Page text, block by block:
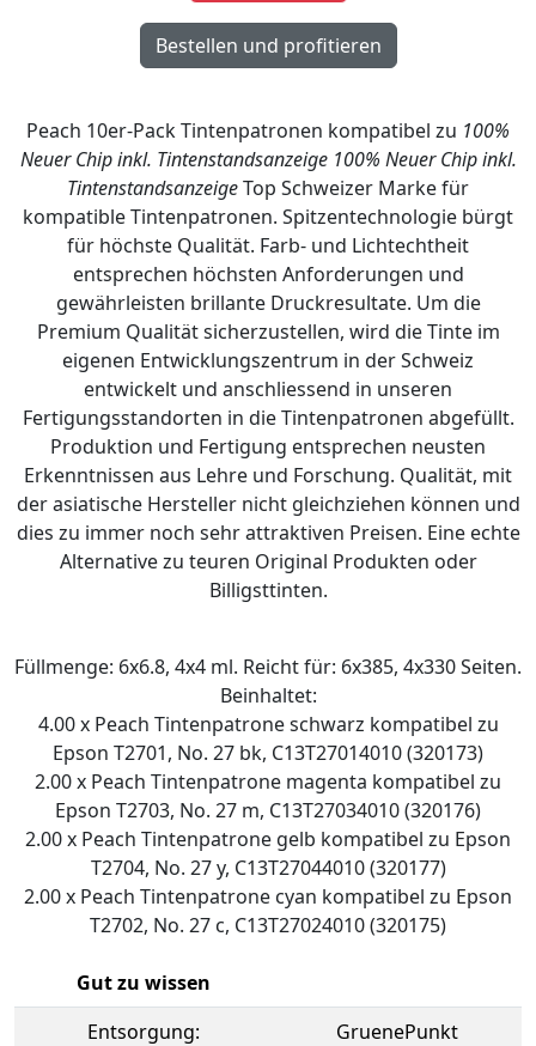
Peach 10er-Pack Tintenpatronen kompatibel zu 100%
Neuer Chip inkl. Tintenstandsanzeige 100% Neuer Chip inkl.
TintenstandsanzeigeTop Schweizer Marke für
kompatible Tintenpatronen. Spitzentechnologie bürgt
für höchste Qualität. Farb- und Lichtechtheit
entsprechen höchsten Anforderungen und
gewährleisten brillante Druckresultate. Um die
Premium Qualität sicherzustellen, wird die Tinte im
eigenen Entwicklungszentrum in der Schweiz
entwickelt und anschliessend in unseren
Fertigungsstandorten in die Tintenpatronen abgefüllt.
Produktion und Fertigung entsprechen neusten
Erkenntnissen aus Lehre und Forschung. Qualität, mit
der asiatische Hersteller nicht gleichziehen können und
dies zu immer noch sehr attraktiven Preisen. Eine echte
Alternative zu teuren Original Produkten oder
Billigsttinten.
Füllmenge: 6x6.8, 4x4 ml. Reicht für: 6x385, 4x330 Seiten.
Beinhaltet:
4.00 x Peach Tintenpatrone schwarz kompatibel zu
Epson T2701, No. 27 bk, C13T27014010 (320173)
2.00 x Peach Tintenpatrone magenta kompatibel zu
Epson T2703, No. 27 m, C13T27034010 (320176)
2.00 x Peach Tintenpatrone gelb kompatibel zu Epson
T2704, No. 27 y, C13T27044010 (320177)
2.00 x Peach Tintenpatrone cyan kompatibel zu Epson
T2702, No. 27 c, C13T27024010 (320175)
Gut zu wissen
Entsorgung:
GruenePunkt